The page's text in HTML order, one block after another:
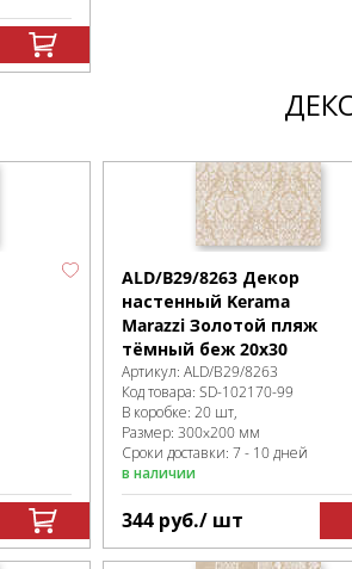
ALD/B29/8263 Декор
настенный Kerama
Marazzi Золотой пляж
тёмный беж 20х30
Артикул: ALD/B29/8263
Код товара: SD-102170-99
В коробке: 20 шт,
Размер: 300x200 мм
Сроки доставки: 7 - 10 дней
в наличии
344 руб./ шт